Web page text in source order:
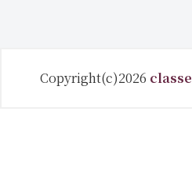
Copyright(c)2026 classe